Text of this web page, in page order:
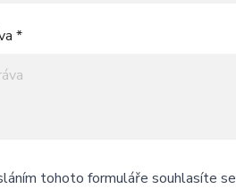
*
tohoto formuláře souhlasíte se